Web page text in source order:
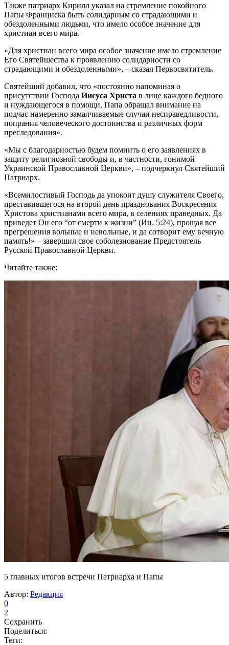
Также патриарх Кирилл указал на стремление покойного
Папы Франциска быть солидарным со страдающими и
обездоленными людьми, что имело особое значение для
христиан всего мира.
«Для христиан всего мира особое значение имело стремление
Его Святейшества к проявлению солидарности со
страдающими и обездоленными», – сказал Первосвятитель.
Святейший добавил, что «постоянно напоминая о
присутствии Господа Иисуса Христа в лице каждого бедного
и нуждающегося в помощи, Папа обращал внимание на
подчас намеренно замалчиваемые случаи несправедливости,
попрания человеческого достоинства и различных форм
преследования».
«Мы с благодарностью будем помнить о его заявлениях в
защиту религиозной свободы и, в частности, гонимой
Украинской Православной Церкви», – подчеркнул Святейший
Патриарх.
«Всемилостивый Господь да упокоит душу служителя Своего,
преставившегося на второй день празднования Воскресения
Христова христианами всего мира, в селениях праведных. Да
приведет Он его “от смерти к жизни” (Ин. 5:24), прощая все
прегрешения вольные и невольные, и да сотворит ему вечную
память!» – завершил свое соболезнование Предстоятель
Русской Православной Церкви.
Читайте также:
5 главных итогов встречи Патриарха и Папы
Автор: Редакция
0
2
Сохранить
Поделиться:
Теги: